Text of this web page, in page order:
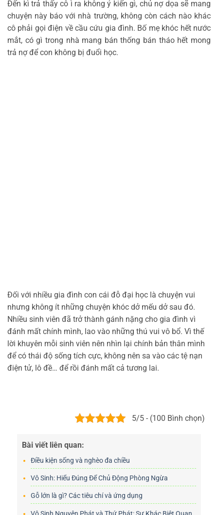
Đến kì trả thấy cô ì ra không ý kiến gì, chủ nợ dọa sẽ mang
chuyện này báo với nhà trường, không còn cách nào khác
cô phải gọi điện về cầu cứu gia đình. Bố mẹ khóc hết nước
mắt, có gì trong nhà mang bán thống bán tháo hết mong
trả nợ để con không bị đuổi học.
Đối với nhiều gia đình con cái đỗ đại học là chuyện vui
nhưng không ít những chuyện khóc dở mếu dở sau đó.
Nhiều sinh viên đã trở thành gánh nặng cho gia đình vì
đánh mất chính mình, lao vào những thú vui vô bổ. Vì thế
lời khuyên mỗi sinh viên nên nhìn lại chính bản thân mình
để có thái độ sống tích cực, không nên sa vào các tệ nạn
điện tử, lô đề… để rồi đánh mất cả tương lai.
5/5 - (100 Bình chọn)
Bài viết liên quan:
Điều kiện sống và nghèo đa chiều
Vô Sinh: Hiểu Đúng Để Chủ Động Phòng Ngừa
Gỗ lớn là gì? Các tiêu chí và ứng dụng
Vô Sinh Nguyên Phát và Thứ Phát: Sự Khác Biệt Quan